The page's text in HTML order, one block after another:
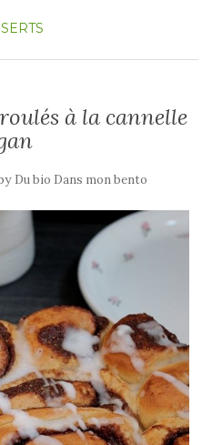
à la cannelle
Du bio Dans mon bento